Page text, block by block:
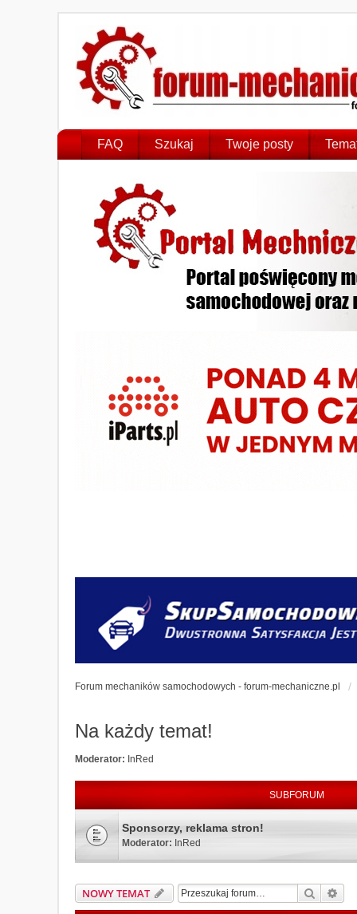
FAQ Szukaj Twoje posty
Forum mechaników samochodowych - forum-mechaniczne.pl
Na każdy temat!
Moderator: InRed
SUBFORUM
Sponsorzy, reklama stron!
Moderator: InRed
NOWY TEMAT Szukaj